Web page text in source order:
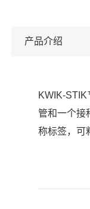
产品介绍
KWIK-
管和一个接
称标签，可